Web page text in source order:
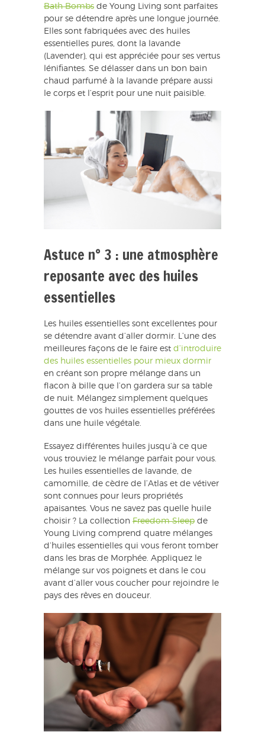
Bath Bombs de Young Living sont parfaites
pour se détendre après une longue journée.
Elles sont fabriquées avec des huiles
essentielles pures, dont la lavande
(Lavender), qui est appréciée pour ses vertus
lénifiantes. Se délasser dans un bon bain
chaud parfumé à la lavande prépare aussi
le corps et l’esprit pour une nuit paisible.
Astuce n° 3 : une atmosphère
reposante avec des huiles
essentielles
Les huiles essentielles sont excellentes pour
se détendre avant d’aller dormir. L’une des
meilleures façons de le faire est d’introduire
des huiles essentielles pour mieux dormir
en créant son propre mélange dans un
flacon à bille que l’on gardera sur sa table
de nuit. Mélangez simplement quelques
gouttes de vos huiles essentielles préférées
dans une huile végétale.
Essayez différentes huiles jusqu’à ce que
vous trouviez le mélange parfait pour vous.
Les huiles essentielles de lavande, de
camomille, de cèdre de l’Atlas et de vétiver
sont connues pour leurs propriétés
apaisantes. Vous ne savez pas quelle huile
choisir ? La collection Freedom Sleep de
Young Living comprend quatre mélanges
d’huiles essentielles qui vous feront tomber
dans les bras de Morphée. Appliquez le
mélange sur vos poignets et dans le cou
avant d’aller vous coucher pour rejoindre le
pays des rêves en douceur.